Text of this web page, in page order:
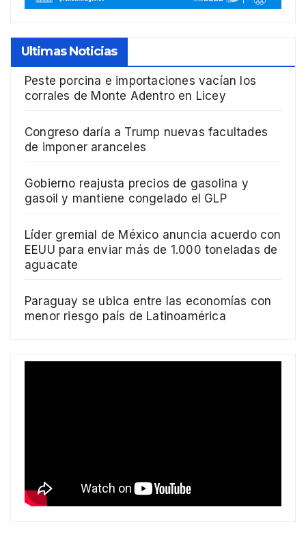
Ultimas Noticias
Peste porcina e importaciones vacían los
corrales de Monte Adentro en Licey
Congreso daría a Trump nuevas facultades
de imponer aranceles
Gobierno reajusta precios de gasolina y
gasoil y mantiene congelado el GLP
Líder gremial de México anuncia acuerdo con
EEUU para enviar más de 1.000 toneladas de
aguacate
Paraguay se ubica entre las economías con
menor riesgo país de Latinoamérica